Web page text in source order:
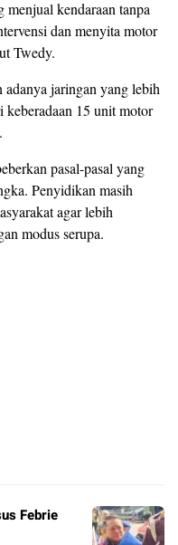
kendaraan tanpa
dan menyita motor
Twedy.
jaringan yang lebih
keberadaan 15 unit motor
pasal-pasal yang
Penyidikan masih
agar lebih
modus serupa.
Febrie